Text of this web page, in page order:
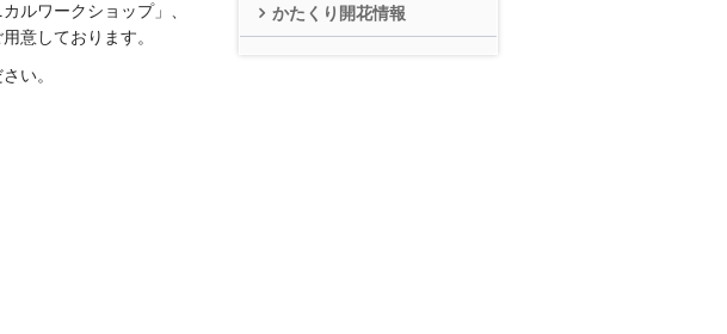
ルワークショップ」、
意しております。
い。
かたくり開花情報